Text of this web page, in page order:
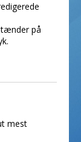
tænder på
mest